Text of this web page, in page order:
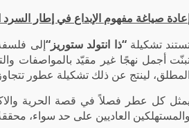
صياغة مفهوم الإبداع في إطار
تشكيلة“ذا انتولد ستوريز“إلى
أجمل نهجًا غير مقيّد بالمواصفات
المطلق، لينتج عن ذلك تشكيلة عطور تتجاوز
يمثل كل عطر فصلاً في قصة الحرية
والمستهلكين العاديين على حد سواء،